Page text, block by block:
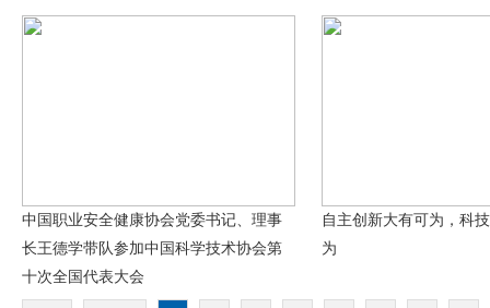
中国职业安全健康协会党委书记、理事
长王德学带队参加中国科学技术协会第
十次全国代表大会
自主创新大有可为，科
为